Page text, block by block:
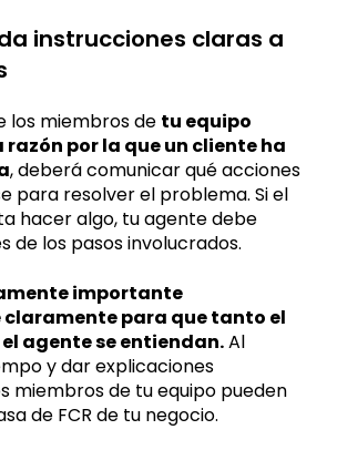
instrucciones claras a
los miembros de tu equipo
por la que un cliente ha
, deberá comunicar qué acciones
para resolver el problema. Si el
hacer algo, tu agente debe
de los pasos involucrados.
importante
para que tanto el
agente se entiendan.Al
y dar explicaciones
miembros de tu equipo pueden
de FCR de tu negocio.